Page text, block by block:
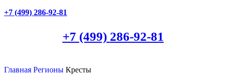
+7 (499) 286-92-81
+7 (499) 286-92-81
Главная Регионы Кресты